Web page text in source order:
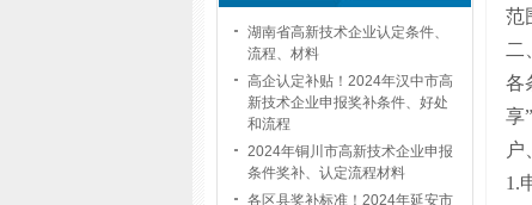
湖南省高新技术企业认定条件、
流程、材料
高企认定补贴！2024年汉中市高
新技术企业申报奖补条件、好处
和流程
2024年铜川市高新技术企业申报
条件奖补、认定流程材料
各区县奖补标准！2024年延安市
范
二
各
享
户
1.